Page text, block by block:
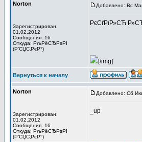
Norton
Зарегистрирован:
01.02.2012
Сообщения: 16
Откуда: РљРёСЂРѕРІ
(Р’СЏС‚РєР°)
Добавлено: Вс
РєСѓРїР»СЋ
[/img]
Вернуться к началу
Norton
Зарегистрирован:
01.02.2012
Сообщения: 16
Откуда: РљРёСЂРѕРІ
(Р’СЏС‚РєР°)
Добавлено: Сб
_up